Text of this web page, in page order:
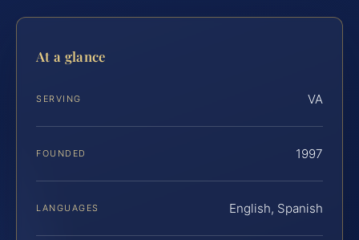
At a glance
SERVING VA
FOUNDED 1997
LANGUAGES English, Spanish